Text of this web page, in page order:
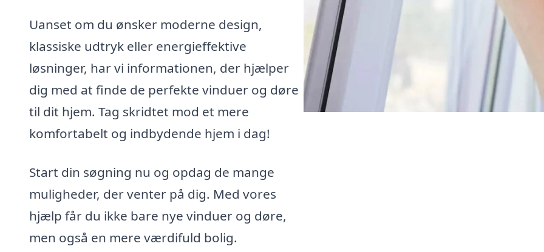
Uanset om du ønsker moderne design,
klassiske udtryk eller energieffektive
løsninger, har vi informationen, der hjælper
dig med at finde de perfekte vinduer og døre
til dit hjem. Tag skridtet mod et mere
komfortabelt og indbydende hjem i dag!
Start din søgning nu og opdag de mange
muligheder, der venter på dig. Med vores
hjælp får du ikke bare nye vinduer og døre,
men også en mere værdifuld bolig.